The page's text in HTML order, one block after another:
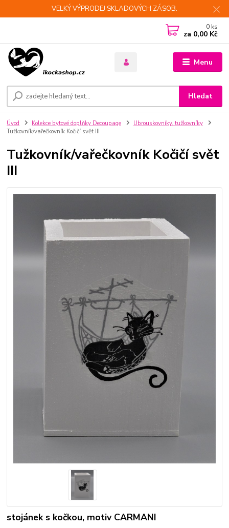
VELKÝ VÝPRODEJ SKLADOVÝCH ZÁSOB.
Menu
Hledat
0 ks
za 0,00 Kč
Úvod Kolekce bytové doplňky Decoupage
Ubrouskovníky, tužkovníky
Tužkovník/vařečkovník Kočičí svět III
Tužkovník/vařečkovník Kočičí svět
III
stojánek s kočkou, motiv CARMANI